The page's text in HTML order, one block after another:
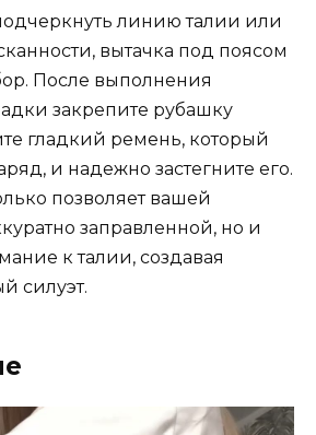
линию талии или
вытачка под поясом
После выполнения
закрепите рубашку
гладкий ремень, который
и надежно застегните его.
позволяет вашей
заправленной, но и
к талии, создавая
силуэт.